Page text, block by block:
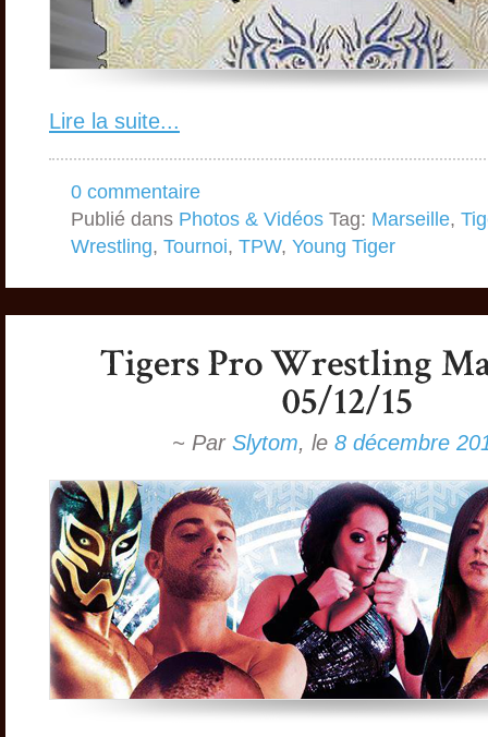
Lire la suite...
0 commentaire
Publié dans Photos & Vidéos Tag: Marseille,
Wrestling, Tournoi, TPW, Young Tiger
~ Par Slytom, le 8 décembre